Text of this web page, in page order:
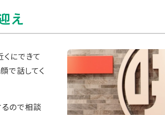
え
にできて
で話してく
ので相談